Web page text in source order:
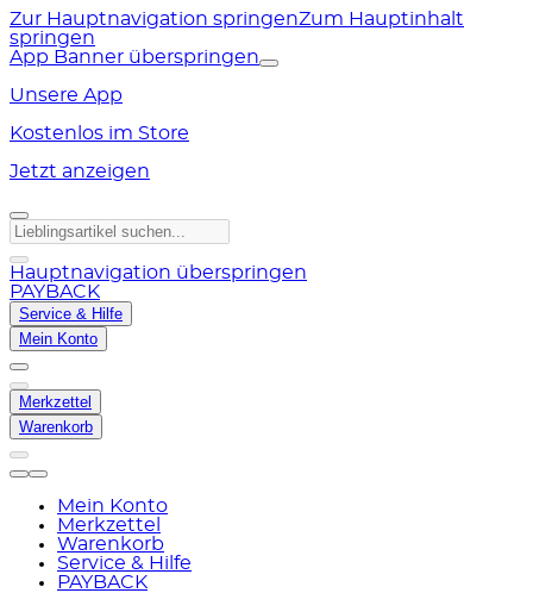
Zur Hauptnavigation springenZum Hauptinhalt
springen
App Banner überspringen
Unsere App
Kostenlos im Store
Jetzt anzeigen
Hauptnavigation überspringen
PAYBACK
Service & Hilfe
Mein Konto
Merkzettel
Warenkorb
Mein Konto
Merkzettel
Warenkorb
Service & Hilfe
PAYBACK